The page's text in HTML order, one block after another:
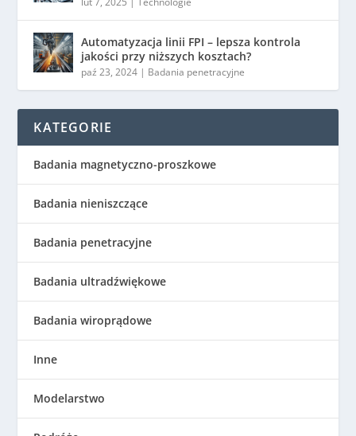
Automatyzacja linii FPI – lepsza kontrola
jakości przy niższych kosztach?
paź 23, 2024 | Badania penetracyjne
KATEGORIE
Badania magnetyczno-proszkowe
Badania nieniszczące
Badania penetracyjne
Badania ultradźwiękowe
Badania wiroprądowe
Inne
Modelarstwo